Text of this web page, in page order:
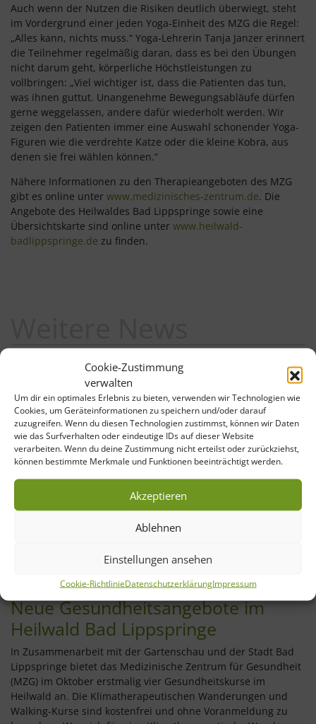
Cookie-Zustimmung
verwalten
Um dir ein optimales Erlebnis zu bieten, verwenden wir Technologien wie
Cookies, um Geräteinformationen zu speichern und/oder darauf
zuzugreifen. Wenn du diesen Technologien zustimmst, können wir Daten
wie das Surfverhalten oder eindeutige IDs auf dieser Website
verarbeiten. Wenn du deine Zustimmung nicht erteilst oder zurückziehst,
können bestimmte Merkmale und Funktionen beeinträchtigt werden.
Akzeptieren
Ablehnen
Einstellungen ansehen
Cookie-RichtlinieDatenschutzerklärungImpressum
Auch wenn der Nutzen die Risiken deutlich überwiegt, steht
im Vordergrund einer jeden Yoga-Einheit des MZG die Regel:
„Alles kann, nichts muss.“ Yoga-Lehrerin Tanja Janzer erinnert
die Teilnehmer regelmäßig daran, dass es bei den Übungen
nicht darum geht, körperliche Höchstleistungen zu
vollbringen: „Viel wichtiger ist, dass die Patienten das tun,
was ihnen guttut. Unangenehme Bewegungsabläufe dürfen
gerne weggelassen, andere dafür wiederholt werden. Wir
zeigen den Patienten immer eine Auswahl schonender Yoga-
Figuren wie die verdrehte Katze oder die kleine Kobra, aus
denen sie frei wählen können.“
Nähere Informationen zu den Therapieangeboten des MZG
gibt es online unter www.medizinisches-zentrum.de. Die
Angebote des Heilwaldes Bad Lippspringe sowie eine
Übersichtskarte sind online unter www.heilwald-
badlippspringe.de zu finden.
10. Oktober 2025
Neue Gesundheitsangebote im
Heilwald Bad Lippspringe
In Zusammenarbeit mit der Gartenschau und der Stadt Bad
Lippspringe bietet das Medizinische Zentrum für Gesundheit
(MZG) im Oktober erstmalig vier Gesundheitskurse im
Heilwald an. Die Klimatherapeutischen Wanderungen und
Walking-Kurse sind kostenfrei und ohne Voranmeldung zu